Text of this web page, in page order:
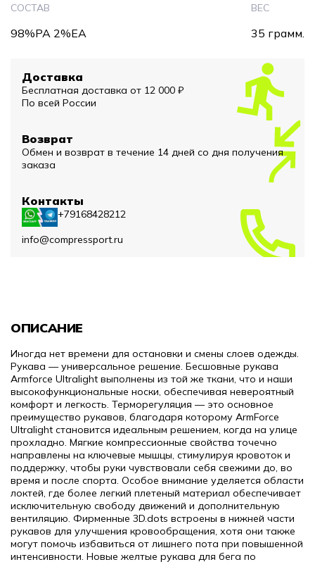
СОСТАВ
98%PA 2%EA
ВЕС
35 грамм.
Доставка
Бесплатная доставка от 12 000 ₽
По всей России
Возврат
Обмен и возврат в течение 14 дней со дня получения
заказа
Контакты
+79168428212
info@compressport.ru
ОПИСАНИЕ
Иногда нет времени для остановки и смены слоев одежды.
Рукава — универсальное решение. Бесшовные рукава
Armforce Ultralight выполнены из той же ткани, что и наши
высокофункциональные носки, обеспечивая невероятный
комфорт и легкость. Терморегуляция — это основное
преимущество рукавов, благодаря которому ArmForce
Ultralight становится идеальным решением, когда на улице
прохладно. Мягкие компрессионные свойства точечно
направлены на ключевые мышцы, стимулируя кровоток и
поддержку, чтобы руки чувствовали себя свежими до, во
время и после спорта. Особое внимание уделяется области
локтей, где более легкий плетеный материал обеспечивает
исключительную свободу движений и дополнительную
вентиляцию. Фирменные 3D.dots встроены в нижней части
рукавов для улучшения кровообращения, хотя они также
могут помочь избавиться от лишнего пота при повышенной
интенсивности. Новые желтые рукава для бега по